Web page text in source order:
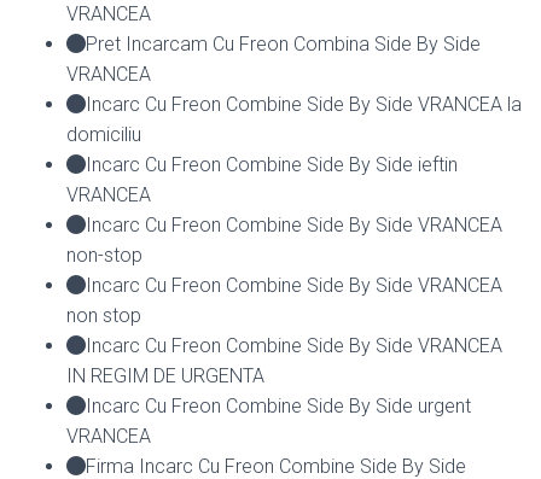
VRANCEA
Pret Incarcam Cu Freon Combina Side By Side
VRANCEA
Incarc Cu Freon Combine Side By Side VRANCEA la
domiciliu
Incarc Cu Freon Combine Side By Side ieftin
VRANCEA
Incarc Cu Freon Combine Side By Side VRANCEA
non-stop
Incarc Cu Freon Combine Side By Side VRANCEA
non stop
Incarc Cu Freon Combine Side By Side VRANCEA
IN REGIM DE URGENTA
Incarc Cu Freon Combine Side By Side urgent
VRANCEA
Firma Incarc Cu Freon Combine Side By Side